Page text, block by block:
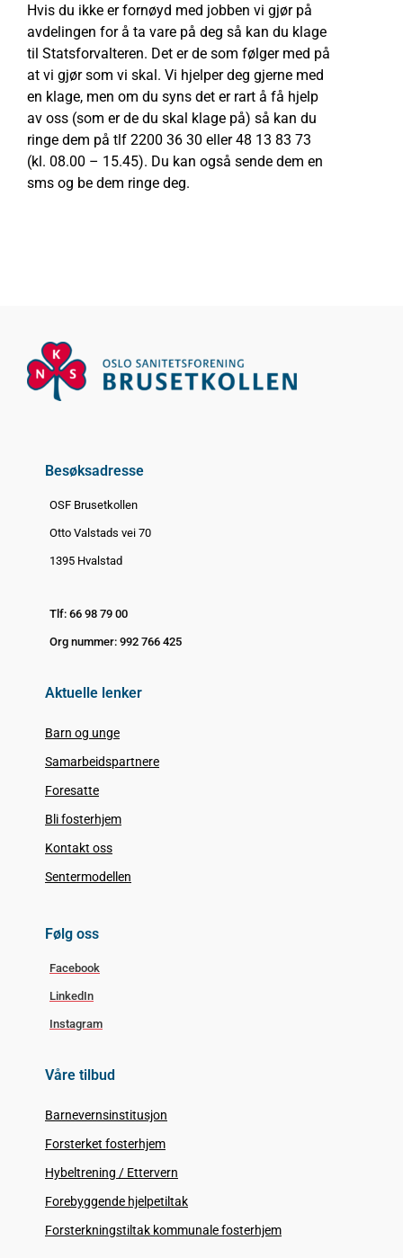
Hvis du ikke er fornøyd med jobben vi gjør på
avdelingen for å ta vare på deg så kan du klage
til Statsforvalteren. Det er de som følger med på
at vi gjør som vi skal. Vi hjelper deg gjerne med
en klage, men om du syns det er rart å få hjelp
av oss (som er de du skal klage på) så kan du
ringe dem på tlf 2200 36 30 eller 48 13 83 73
(kl. 08.00 – 15.45). Du kan også sende dem en
sms og be dem ringe deg.
Besøksadresse
OSF Brusetkollen
Otto Valstads vei 70
1395 Hvalstad
Tlf: 66 98 79 00
Org nummer: 992 766 425
Aktuelle lenker
Barn og unge
Samarbeidspartnere
Foresatte
Bli fosterhjem
Kontakt oss
Sentermodellen
Følg oss
Facebook
LinkedIn
Instagram
Våre tilbud
Barnevernsinstitusjon
Forsterket fosterhjem
Hybeltrening / Ettervern
Forebyggende hjelpetiltak
Forsterkningstiltak kommunale fosterhjem